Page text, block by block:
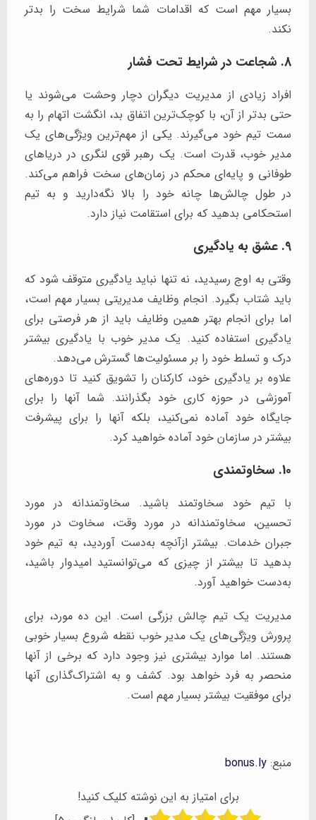
بسیار مهم است که اقدامات شما شرایط سخت را بدتر
نکند.
8. شجاعت در شرایط تحت فشار
افراد زیادی از مدیریت دیگران دچار وحشت می‌شوند یا
حتی بدتر از آن، با کوچک‌ترین اتفاق بد، انگشت اتهام را به
سمت تیم خود می‌گیرند. یکی از مهم‌ترین ویژگی‌های یک
مدیر خوب، قدرت است. یک رهبر قوی لنگری در دریاهای
طوفانی و پایه‌ای محکم در زمان‌های سخت فراهم می‌کند.
در طول چالش‌ها چانه خود را بالا نگه‌دارید و به تیم
استحکامی بدهید که برای استقامت نیاز دارد.
9. عشق به یادگیری
وقتی به اوج رسیدید، نه تنها نباید یادگیری متوقف شود که
باید شتاب بگیرد. انجام وظایف مدیریتی بسیار مهم است،
اما برای انجام بهتر همین وظایف باید از هر فرصتی برای
یادگیری استفاده کنید. یک مدیر خوب با یادگیری بیشتر
درک و تسلط خود را بر مسئولیت‌ها گسترش می‌دهد.
علاوه بر یادگیری خود، کارکنان را تشویق کنید تا دوره‌های
آموزشی در حوزه کاری خود بگذرانند. شما آنها را برای
جایگاه خود آماده نمی‌کنید، بلکه آنها را برای پیشرفت
بیشتر در سازمان خود آماده خواهید کرد.
10. سخاوتمندی
با تیم خود سخاوتمند باشید. سخاوتمندانه در مورد
تحسین، سخاوتمندانه در مورد وقت، سخاوت در مورد
جبران خدمات. بیشتر ازآنچه به‌دست آوردید، به تیم خود
بدهید تا بیشتر از چیزی که می‌توانستید امیدوار باشید،
به‌دست خواهید آورد.
مدیریت یک تیم چالش بزرگی است. این ده مورد، برای
پرورش ویژگی‌های یک مدیر خوب نقطه شروع بسیار خوبی
هستند. اما موارد بیشتری نیز وجود دارد که برخی از آنها
منحصر به فرد خواهد بود. کشف و به اشتراک‌گذاری آنها
برای موفقیت بیشتر بسیار مهم است.
منبع: bonus.ly
برای امتیاز به این نوشته کلیک کنید!